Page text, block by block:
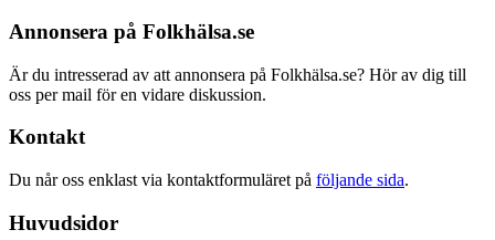
Annonsera på Folkhälsa.se
Är du intresserad av att annonsera på Folkhälsa.se? Hör av dig till
oss per mail för en vidare diskussion.
Kontakt
Du når oss enklast via kontaktformuläret på följande sida.
Huvudsidor